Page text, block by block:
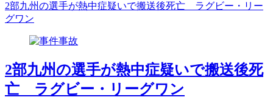
2部九州の選手が熱中症疑いで搬送後死亡 ラグビー・リー
グワン
2部九州の選手が熱中症疑いで搬送後死
亡 ラグビー・リーグワン